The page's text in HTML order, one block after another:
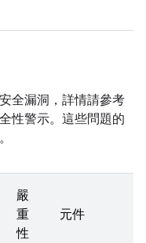
全漏洞，詳情請參考
性警示。這些問題的
嚴
重
性
元件